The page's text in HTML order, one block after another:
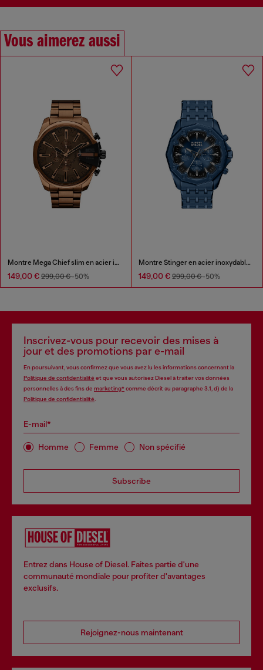
Vous aimerez aussi
Montre Mega Chief slim en acier inoxydable marron
149,00 € 299,00 €-50%
Montre Stinger en acier inoxydable bleu
149,00 € 299,00 €-50%
Inscrivez-vous pour recevoir des mises à
jour et des promotions par e-mail
En poursuivant, vous confirmez que vous avez lu les informations concernant la
Politique de confidentialité et que vous autorisez Diesel à traiter vos données
personnelles à des fins de marketing*comme décrit au paragraphe 3.1, d) de la
Politique de confidentialité
E-mail*
Homme Femme Non spécifié
Subscribe
Entrez dans House of Diesel. Faites partie d'une
communauté mondiale pour profiter d'avantages
exclusifs.
Rejoignez-nous maintenant